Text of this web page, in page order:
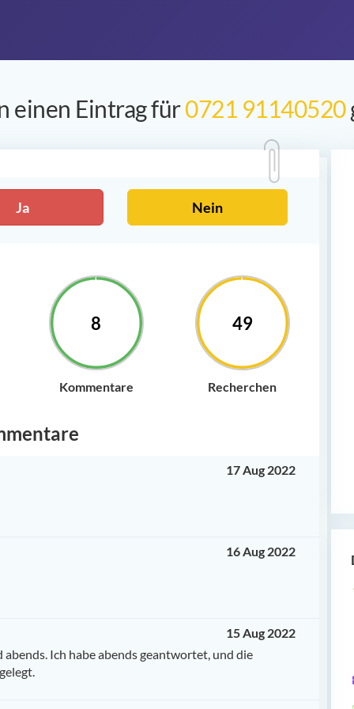
einen Eintrag für0721 91140520
Ja Nein
8
Kommentare
49
Recherchen
17 Aug 2022
16 Aug 2022
15 Aug 2022
abends. Ich habe abends geantwortet, und die